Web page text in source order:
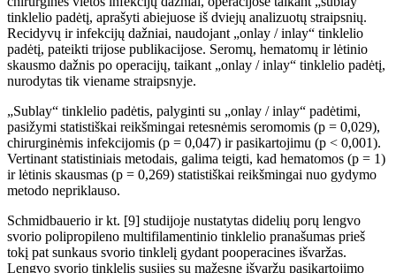
tinklelio padėtį, aprašyti abiejuose iš dviejų analizuotų straipsnių.
Recidyvų ir infekcijų dažniai, naudojant „onlay / inlay“ tinklelio
padėtį, pateikti trijose publikacijose. Seromų, hematomų ir lėtinio
skausmo dažnis po operacijų, taikant „onlay / inlay“ tinklelio padėtį,
nurodytas tik viename straipsnyje.
„Sublay“ tinklelio padėtis, palyginti su „onlay / inlay“ padėtimi,
pasižymi statistiškai reikšmingai retesnėmis seromomis (p = 0,029),
chirurginėmis infekcijomis (p = 0,047) ir pasikartojimu (p < 0,001).
Vertinant statistiniais metodais, galima teigti, kad hematomos (p = 1)
ir lėtinis skausmas (p = 0,269) statistiškai reikšmingai nuo gydymo
metodo nepriklauso.
Schmidbauerio ir kt. [9] studijoje nustatytas didelių porų lengvo
svorio polipropileno multifilamentinio tinklelio pranašumas prieš
tokį pat sunkaus svorio tinklelį gydant pooperacines išvaržas.
Lengvo svorio tink­lelis susijęs su mažesne išvaržų pasikartojimo